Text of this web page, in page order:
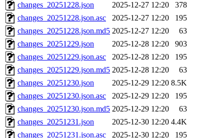
changes_20251228.json
2025-12-27 12:20
378
changes_20251228.json.asc
2025-12-27 12:20
195
changes_20251228.json.md5 2025-12-27 12:20
63
changes_20251229.json
2025-12-28 12:20
903
changes_20251229.json.asc
2025-12-28 12:20
195
changes_20251229.json.md5 2025-12-28 12:20
63
changes_20251230.json
2025-12-29 12:20 8.5K
changes_20251230.json.asc
2025-12-29 12:20
195
changes_20251230.json.md5 2025-12-29 12:20
63
changes_20251231.json
2025-12-30 12:20 4.4K
changes_20251231.json.asc
2025-12-30 12:20 195